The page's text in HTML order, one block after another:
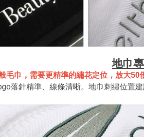
地巾
毛巾，需要更精準的繡花定位，放大50
落針精準、線條清晰。地巾刺繡位置